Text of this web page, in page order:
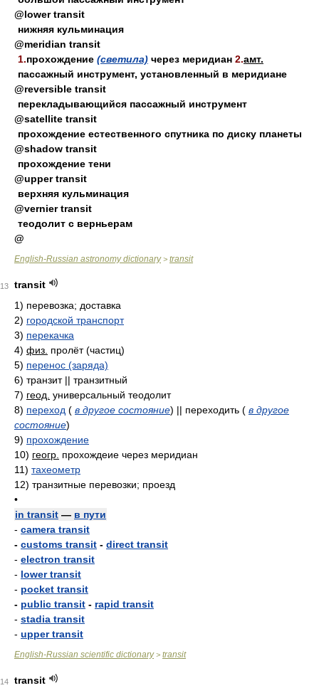
@lower transit
нижняя кульминация
@meridian transit
1.прохождение (светила) через меридиан 2.амт.
пассажный инструмент, установленный в меридиане
@reversible transit
перекладывающийся пассажный инструмент
@satellite transit
прохождение естественного спутника по диску планеты
@shadow transit
прохождение тени
@upper transit
верхняя кульминация
@vernier transit
теодолит с верньерам
@
English-Russian astronomy dictionary> transit
13
transit
1) перевозка; доставка
2) городской транспорт
3) перекачка
4) физ. пролёт (частиц)
5) перенос (заряда)
6) транзит || транзитный
7) геод. универсальный теодолит
8) переход ( в другое состояние) || переходить ( в другое
состояние)
9) прохождение
10) геогр. прохождеие через меридиан
11) тахеометр
12) транзитные перевозки; проезд
•
in transit — в пути
- camera transit
- customs transit - direct transit
- electron transit
- lower transit
- pocket transit
- public transit - rapid transit
- stadia transit
- upper transit
English-Russian scientific dictionary> transit
14
transit